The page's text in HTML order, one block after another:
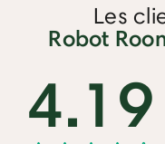
Les
Robot
4.19